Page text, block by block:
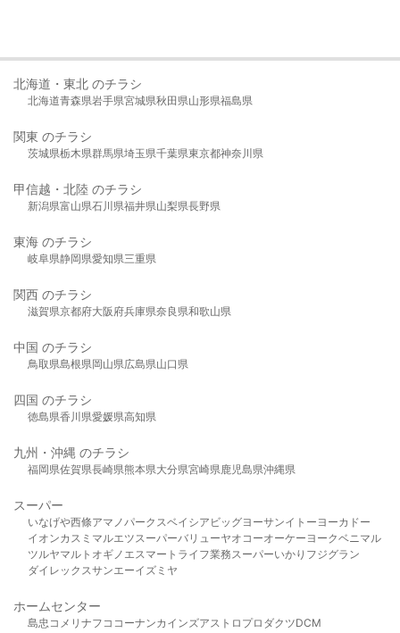
北海道・東北 のチラシ
北海道青森県岩手県宮城県秋田県山形県福島県
関東 のチラシ
茨城県栃木県群馬県埼玉県千葉県東京都神奈川県
甲信越・北陸 のチラシ
新潟県富山県石川県福井県山梨県長野県
東海 のチラシ
岐阜県静岡県愛知県三重県
関西 のチラシ
滋賀県京都府大阪府兵庫県奈良県和歌山県
中国 のチラシ
鳥取県島根県岡山県広島県山口県
四国 のチラシ
徳島県香川県愛媛県高知県
九州・沖縄 のチラシ
福岡県佐賀県長崎県熊本県大分県宮崎県鹿児島県沖縄県
スーパー
いなげや西條アマノパークスベイシア ビッグヨーサンイトーヨーカドー
イオンカスミ マルエツスーパーバリューヤオコーオーケー ヨークベニマル
ツルヤマルト オギノ エスマート ライフ業務スーパーいかり フジグラン
ダイレックスサンエーイズミヤ
ホームセンター
島忠 コメリ ナフコ コーナンカインズアストロプロダクツDCM